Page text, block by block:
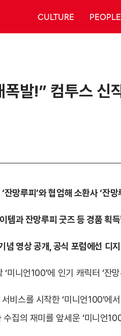
CULTURE PEOPLE
발!” 컴투스 신
잔망루피’와 협업해 소환사 ‘잔
템과 잔망루피 굿즈 등 경품 획
념 영상 공개, 공식 포럼에선 디
미니언100’에 인기 캐릭터 ‘잔
비스를 시작한 ‘미니언100’
집의 재미를 앞세운 ‘미니언